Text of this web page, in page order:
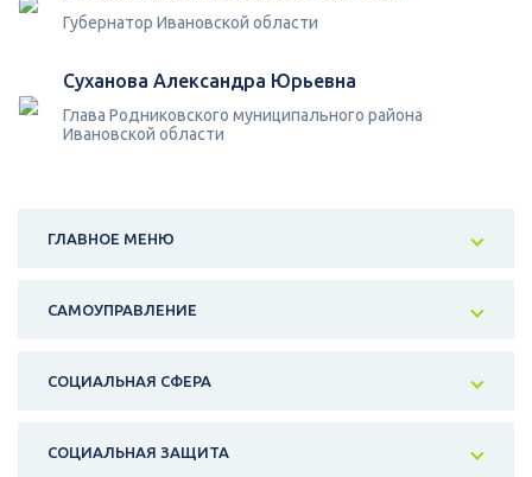
Губернатор Ивановской области
Суханова Александра Юрьевна
Глава Родниковского муниципального района
Ивановской области
ГЛАВНОЕ МЕНЮ
САМОУПРАВЛЕНИЕ
СОЦИАЛЬНАЯ СФЕРА
СОЦИАЛЬНАЯ ЗАЩИТА